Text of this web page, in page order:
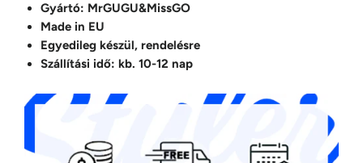
Gyártó: MrGUGU&MissGO
Made in EU
Egyedileg készül, rendelésre
Szállítási idő: kb. 10-12 nap